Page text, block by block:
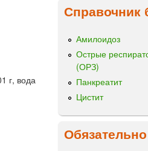
г, вода
Справочник
Амилоидоз
Острые
(ОРЗ)
Панкреатит
Цистит